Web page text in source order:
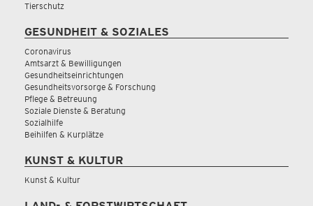
Tierschutz
GESUNDHEIT & SOZIALES
Coronavirus
Amtsarzt & Bewilligungen
Gesundheitseinrichtungen
Gesundheitsvorsorge & Forschung
Pflege & Betreuung
Soziale Dienste & Beratung
Sozialhilfe
Beihilfen & Kurplätze
KUNST & KULTUR
Kunst & Kultur